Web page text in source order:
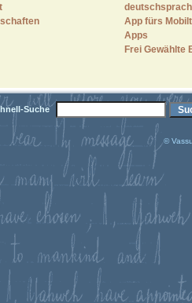
App fürs
Apps
Frei Gewählte
Suche
©